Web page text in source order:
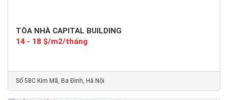
TÒA NHÀ CAPITAL BUILDING
14 - 18 $/m2/tháng
Số 58C Kim Mã, Ba Đình, Hà Nội